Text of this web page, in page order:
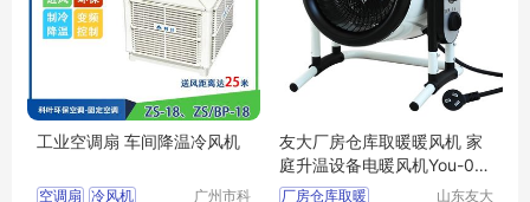
工业空调扇 车间降温冷风机
空调扇 冷风机
广州市科
友大厂房仓库取暖暖风机 家
庭升温设备电暖风机You-00
5厂房仓库取暖
山东友大